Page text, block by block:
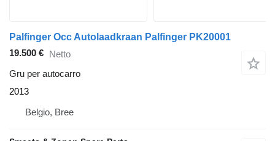
Palfinger Occ Autolaadkraan Palfinger PK20001
19.500 € Netto
Gru per autocarro
2013
Belgio, Bree